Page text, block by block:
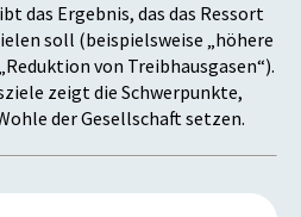
das Ergebnis, das das Ressort
soll (beispielsweise „höhere
von Treibhausgasen“).
zeigt die Schwerpunkte,
der Gesellschaft setzen.